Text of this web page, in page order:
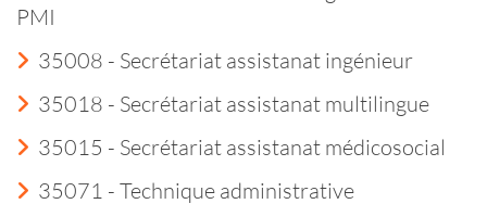
PMI
35008 - Secrétariat assistanat ingénieur
35018 - Secrétariat assistanat multilingue
35015 - Secrétariat assistanat médicosocial
35071 - Technique administrative